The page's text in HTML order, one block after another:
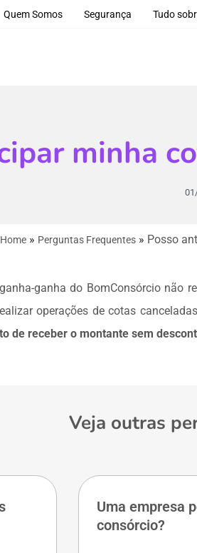
Quem Somos Segurança Tudo
minha
Home» Perguntas Frequentes» Posso
ganha do BomConsórcio não
operações de cotas
de receber o montante sem
Veja outras
Uma empresa
consórcio?